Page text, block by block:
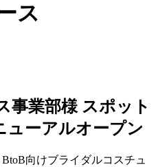
ス
事業部様 スポット
ューアルオープン
向けブライダルコスチュ